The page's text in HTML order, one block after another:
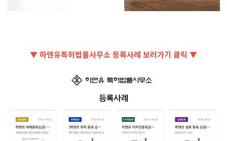
▼ 하앤유특허법률사무소 등록사례 보러가기 클릭 ▼